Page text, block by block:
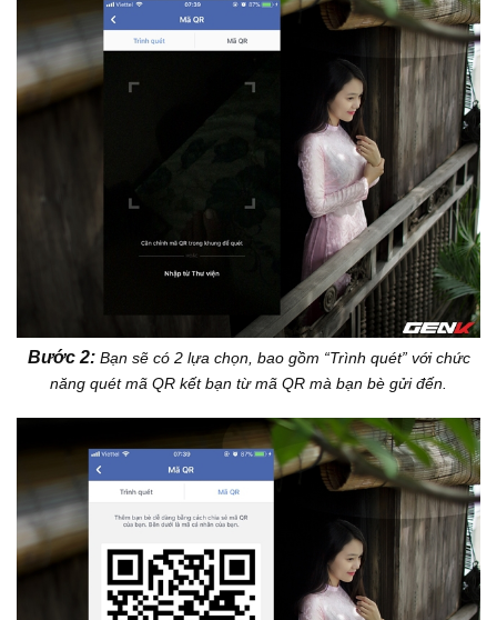
Bước 2:Bạn sẽ có 2 lựa chọn, bao gồm “Trình quét” với chức
năng quét mã QR kết bạn từ mã QR mà bạn bè gửi đến.